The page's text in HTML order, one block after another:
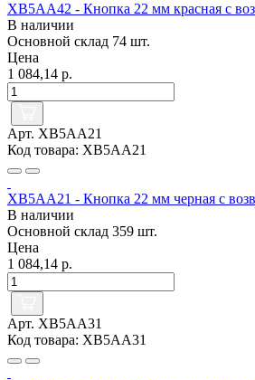
XB5AA42 - Кнопка 22 мм красная с
В наличии
Основной склад 74 шт.
Цена
1 084,14 р.
Арт. XB5AA21
Код товара: XB5AA21
XB5AA21 - Кнопка 22 мм черная с
В наличии
Основной склад 359 шт.
Цена
1 084,14 р.
Арт. XB5AA31
Код товара: XB5AA31